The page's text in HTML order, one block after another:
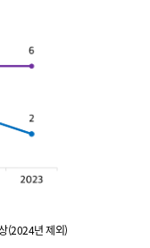
(2024년 제외)